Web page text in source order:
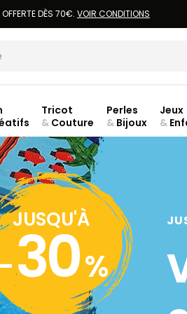
DÈS 70€. VOIR CONDITIONS
Tricot
& Couture
Perles
& Bijoux
Jeux
&
JUSQU'À
-30%